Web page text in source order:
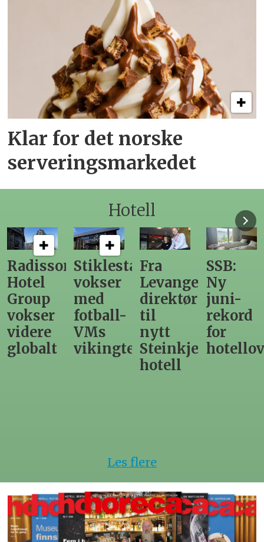
Klar for det norske
serveringsmarkedet
Hotell
Stiklestad
vokser
med
fotball-
VMs
vikingtematikk
Fra
Levanger-
direktør
til
nytt
Steinkjer-
SSB:
Ny
juni-
rekord
for
Elendig
gir
utslag
for
Les flere